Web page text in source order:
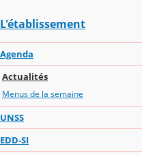
L'établissement
Agenda
Actualités
Menus de la semaine
UNSS
EDD-SI